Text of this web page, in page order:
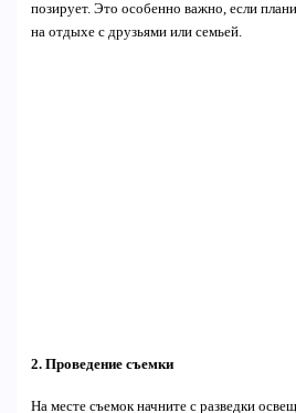
позирует. Это особенно важно, если
на отдыхе с друзьями или семьей.
2. Проведение съемки
На месте съемок начните с разведки